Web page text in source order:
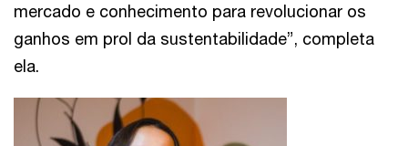
mercado e conhecimento para revolucionar os
ganhos em prol da sustentabilidade”, completa
ela.